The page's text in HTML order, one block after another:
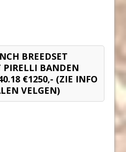
BREEDSET
PIRELLI BANDEN
€1250,- (ZIE INFO
VELGEN)